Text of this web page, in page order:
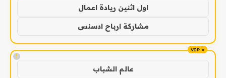
اول اثنين ريادة اعمال
مشاركة ارباح ادسنس
!
عالم الشباب